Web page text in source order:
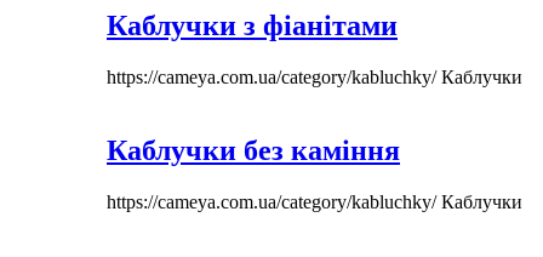
Каблучки з фіанітами
https://cameya.com.ua/category/kabluchky/Каблучки
Каблучки без каміння
https://cameya.com.ua/category/kabluchky/Каблучки